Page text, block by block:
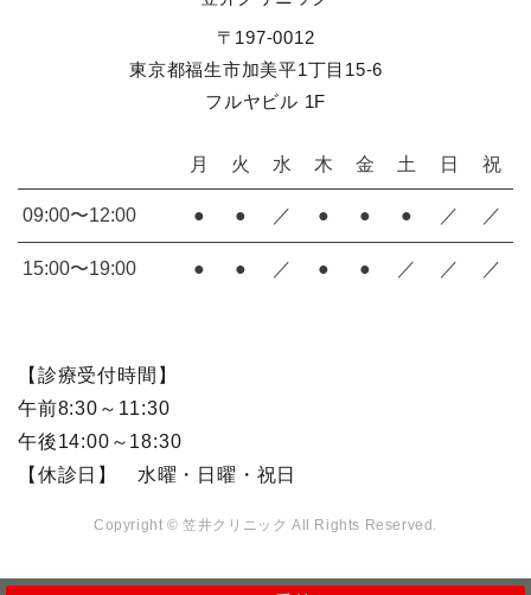
〒197-0012
東京都福生市加美平1丁目15-6
フルヤビル 1F
月 火 水 木 金 土 日 祝
09:00〜12:00 ● ● ／ ● ● ● ／ ／
15:00〜19:00 ● ● ／ ● ● ／ ／ ／
【診療受付時間】
午前8:30～11:30
午後14:00～18:30
【休診日】 水曜・日曜・祝日
Copyright © 笠井クリニック All Rights Reserved.